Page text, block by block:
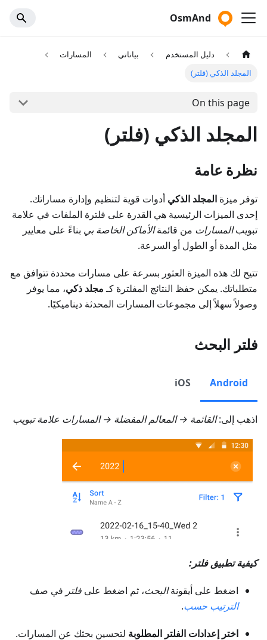
OsmAnd
دليل المستخدم بياناتي
المسارات
المجلد الذكي (فلتر)
On this page
المجلد الذكي (فلتر)
نظرة عامة
توفر ميزة المجلد الذكي أدوات قوية لتنظيم وإدارة مساراتك.
إحدى الميزات الرئيسية هي القدرة على فلترة الملفات في علامة
تبويبالمسارات من قائمةالأماكن الخاصة بي بناءً على معايير
مثل المدة أو الطول أو السرعة.
تتيح لك هذه الميزة العثور بسرعة على مسارات محددة تتوافق مع
متطلباتك. يمكن حفظ النتائج المفلترة كـمجلد ذكي، مما يوفر
وصولاً سهلاً إلى مجموعات المسارات المحدثة ديناميكيًا.
فلتر البحث
Android
iOS
اذهب إلى:القائمة → المعالم المفضلة → المسارات علامة تبويب
كيفية تطبيق فلتر:
اضغط على أيقونةالبحث، ثم اضغط على فلتر في صف
الترتيب حسب.
اختر إعدادات الفلتر المطلوبة لتحسين بحثك عن المسارات.